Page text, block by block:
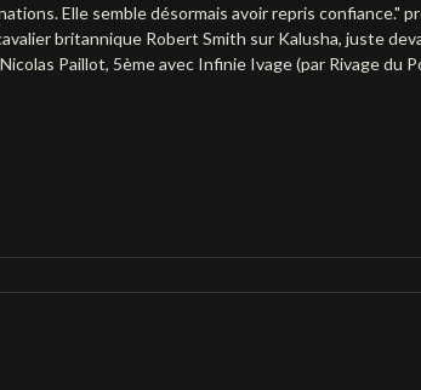
Elle semble désormais avoir repris confiance."
britannique Robert Smith sur Kalusha, juste
Paillot, 5ème avec Infinie Ivage (par Rivage du